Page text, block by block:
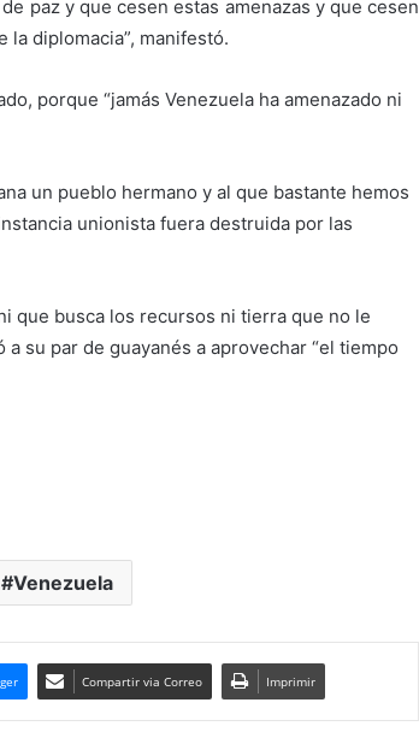
paz y que cesen estas amenazas y que cesen
diplomacia”, manifestó.
porque “jamás Venezuela ha amenazado ni
un pueblo hermano y al que bastante hemos
unionista fuera destruida por las
que busca los recursos ni tierra que no le
su par de guayanés a aprovechar “el tiempo
Compartir via Correo Imprimir